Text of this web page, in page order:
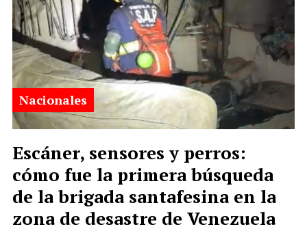
Escáner, sensores y perros:
cómo fue la primera búsqueda
de la brigada santafesina en la
zona de desastre de Venezuela
Nacionales